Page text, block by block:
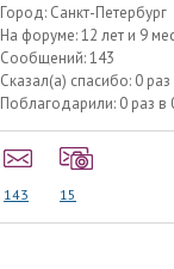
Город: Санкт-Петербург
На форуме:12 лет и 9
Сообщений:143
Сказал(а) спасибо: 0 раз
Поблагодарили: 0 раз
143 15